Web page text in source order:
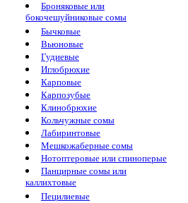
Броняковые или
бокочешуйниковые сомы
Бычковые
Вьюновые
Гудиевые
Иглобрюхие
Карповые
Карпозубые
Клинобрюхие
Кольчужные сомы
Лабиринтовые
Мешкожаберные сомы
Нотоптеровые или спиноперые
Панцирные сомы или
каллихтовые
Пецилиевые